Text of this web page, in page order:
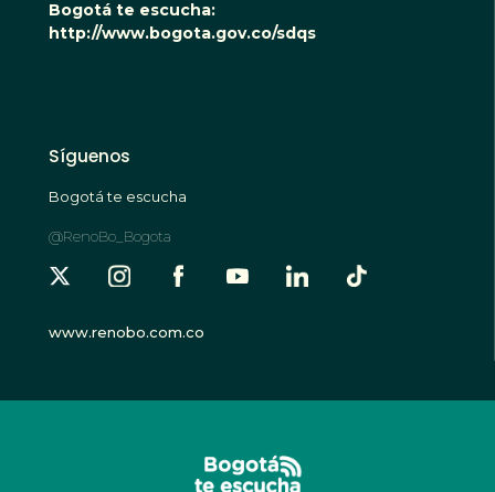
Bogotá te escucha:
http://www.bogota.gov.co/sdqs
Síguenos
Bogotá te escucha
@RenoBo_Bogota
www.renobo.com.co